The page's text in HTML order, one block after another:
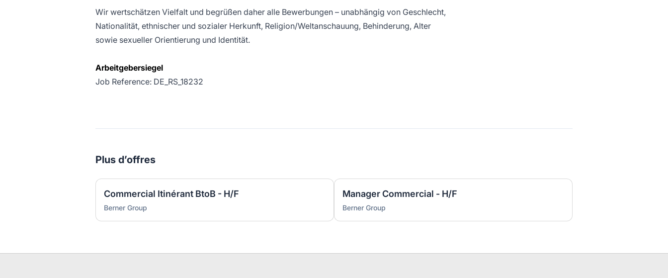
Wir wertschätzen Vielfalt und begrüßen daher alle Bewerbungen – unabhängig von Geschlecht,
Nationalität, ethnischer und sozialer Herkunft, Religion/Weltanschauung, Behinderung, Alter
sowie sexueller Orientierung und Identität.
Arbeitgebersiegel
Job Reference: DE_RS_18232
Plus d’offres
Commercial Itinérant BtoB - H/F
Berner Group
Manager Commercial - H/F
Berner Group